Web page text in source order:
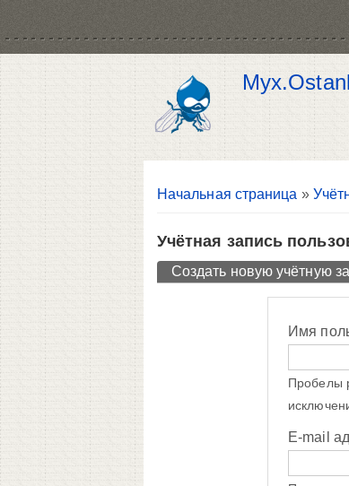
Вы здесь
Начальная страница »
Учётная запись
Главные вкладки
Создать новую учётную
Имя
Пробелы
E-mail